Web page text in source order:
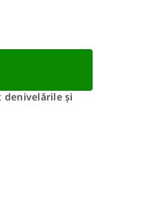
denivelările și